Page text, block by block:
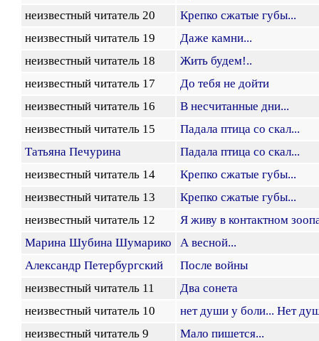
неизвестный читатель 20
Крепко сжатые губы...
неизвестный читатель 19
Даже камни...
неизвестный читатель 18
Жить будем!..
неизвестный читатель 17
До тебя не дойти
неизвестный читатель 16
В несчитанные дни...
неизвестный читатель 15
Падала птица со скал...
Татьяна Печурина
Падала птица со скал...
неизвестный читатель 14
Крепко сжатые губы...
неизвестный читатель 13
Крепко сжатые губы...
неизвестный читатель 12
Я живу в контактном
Марина Шубина Шумарико
А весной...
Александр Петербургский
После войны
неизвестный читатель 11
Два сонета
неизвестный читатель 10
нет души у боли... Нет
неизвестный читатель 9
Мало пишется...